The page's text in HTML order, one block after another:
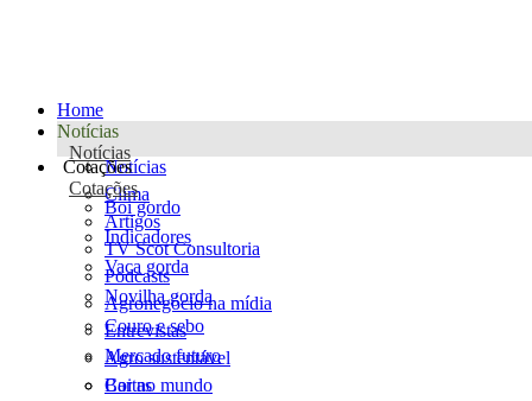
Home
Notícias
Notícias
Notícias
Clima
Artigos
TV Scot Consultoria
Podcasts
Agronegócio na mídia
Entrevistas
Agro sustentável
Cartas
Cotações
Cotações
Boi gordo
Indicadores
Vaca gorda
Novilha gorda
Couro e sebo
Mercado futuro
Boi no mundo